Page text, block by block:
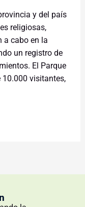
y del país
religiosas,
a cabo en la
un registro de
El Parque
10.000 visitantes,